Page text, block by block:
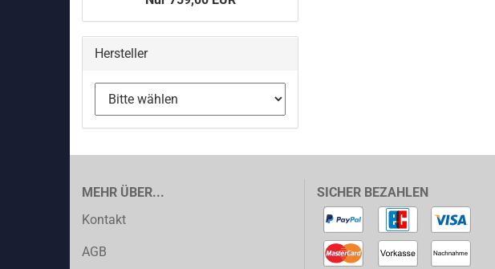
Hersteller
MEHR ÜBER...
Kontakt
AGB
SICHER BEZAHLEN